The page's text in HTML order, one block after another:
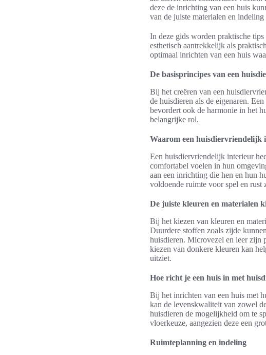
deze de inrichting van een huis
van de juiste materialen en indeling
In deze gids worden praktische
esthetisch aantrekkelijk als
optimaal inrichten van een huis
De basisprincipes van een
Bij het creëren van een
de huisdieren als de eigenaren.
bevordert ook de harmonie in het
belangrijke rol.
Waarom een
Een huisdiervriendelijk interieur
comfortabel voelen in hun
aan een inrichting die hen en hun
voldoende ruimte voor spel en rust
De juiste kleuren en materialen
Bij het kiezen van kleuren en
Duurdere stoffen zoals zijde
huisdieren. Microvezel en leer zijn
kiezen van donkere kleuren kan
uitziet.
Hoe richt je een huis in met
Bij het inrichten van een huis met
kan de levenskwaliteit van zowel
huisdieren de mogelijkheid om te
vloerkeuze, aangezien deze een
Ruimteplanning en indeling